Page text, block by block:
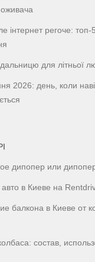
інтернет регоче:
для літньої
2026: день, коли
дипопер или
в Киеве на
балкона в Киеве от
состав,